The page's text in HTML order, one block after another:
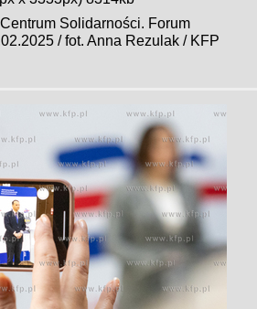
Solidarności. Forum
/ fot. Anna Rezulak / KFP